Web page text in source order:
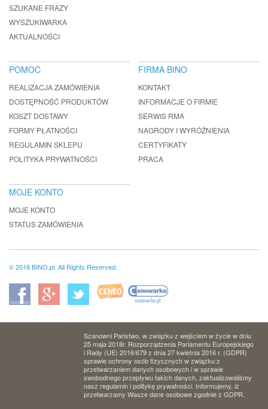
SZUKANE FRAZY
WYSZUKIWARKA
AKTUALNOŚCI
POMOC
REALIZACJA ZAMÓWIENIA
DOSTĘPNOŚĆ PRODUKTÓW
KOSZT DOSTAWY
FORMY PŁATNOŚCI
REGULAMIN SKLEPU
POLITYKA PRYWATNOŚCI
FIRMA BINO
KONTAKT
INFORMACJE O FIRMIE
SERWIS RMA
NAGRODY I WYRÓŻNIENIA
CERTYFIKATY
PRACA
MOJE KONTO
MOJE KONTO
STATUS ZAMÓWIENIA
© 2018 BINO.pl. All Rights Reserved.
Szanowni Państwo, w związku z wejściem w życie w dniu
25 maja 2018r. Rozporządzenia Parlamentu Europejskiego
i Rady (UE) 2016/679 z dnia 27 kwietnia 2016 r. (GDPR)
sprawie ochrony osób fizycznych w związku z
przetwarzaniem danych osobowych i w sprawie
swobodnego przepływu takich danych, zaktualizowaliśmy
nasz regulamin i politykę prywatności. Informujemy, iż
przetwarzamy Wasze dane osobowe zgodnie z GDPR.